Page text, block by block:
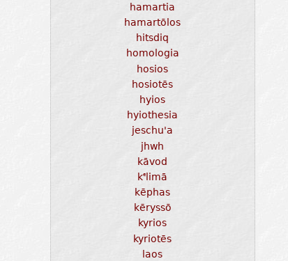
hamartia
hamartōlos
hitsdiq
homologia
hosios
hosiotēs
hyios
hyiothesia
jeschu'a
jhwh
kāvod
ke limā
kēphas
kēryssō
kyrios
kyriotēs
laos